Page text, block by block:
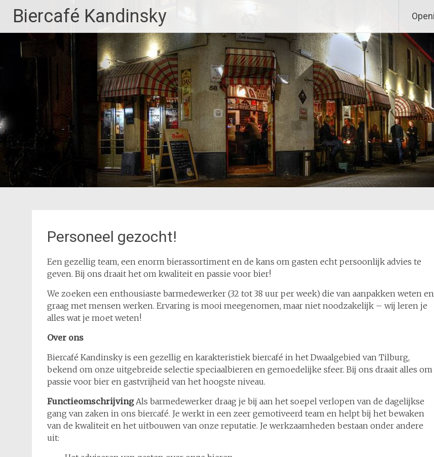
naar
de
inhoud
Biercafé Kandinsky
Personeel gezocht!
Een gezellig team, een enorm bierassortiment en de kans om gasten echt persoonlijk advies te
geven. Bij ons draait het om kwaliteit en passie voor bier!
We zoeken een enthousiaste barmedewerker (32 tot 38 uur per week) die van aanpakken weten en
graag met mensen werken. Ervaring is mooi meegenomen, maar niet noodzakelijk – wij leren je
alles wat je moet weten!
Over ons
Biercafé Kandinsky is een gezellig en karakteristiek biercafé in het Dwaalgebied van Tilburg,
bekend om onze uitgebreide selectie speciaalbieren en gemoedelijke sfeer. Bij ons draait alles om
passie voor bier en gastvrijheid van het hoogste niveau.
FunctieomschrijvingAls barmedewerker draag je bij aan het soepel verlopen van de dagelijkse
gang van zaken in ons biercafé. Je werkt in een zeer gemotiveerd team en helpt bij het bewaken
van de kwaliteit en het uitbouwen van onze reputatie. Je werkzaamheden bestaan onder andere
uit: